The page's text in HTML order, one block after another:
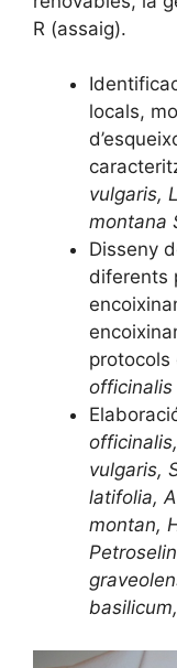
R (assaig).
locals,
vulgaris,
montana
Disseny
diferents
protocols
officinalis
vulgaris,
latifolia,
montan,